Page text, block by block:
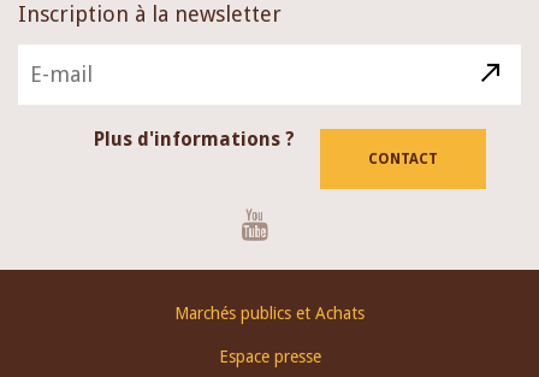
Inscription à la newsletter
Plus d'informations ?
CONTACT
Marchés publics et Achats
Espace presse